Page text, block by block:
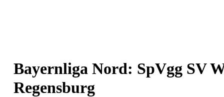
Bayernliga Nord: SpVgg SV
Regensburg